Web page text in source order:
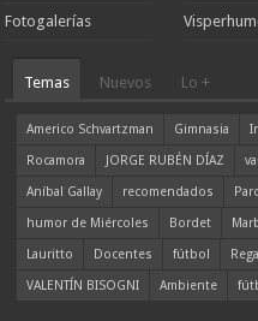
Fotogalerías
Temas Nuevos Lo +
Americo Schvartzman Gimnasia
Rocamora
JORGE RUBÉN DÍAZ
Aníbal Gallay
recomendados
humor de Miércoles
Bordet
Lauritto
Docentes fútbol
VALENTÍN BISOGNI
Ambiente